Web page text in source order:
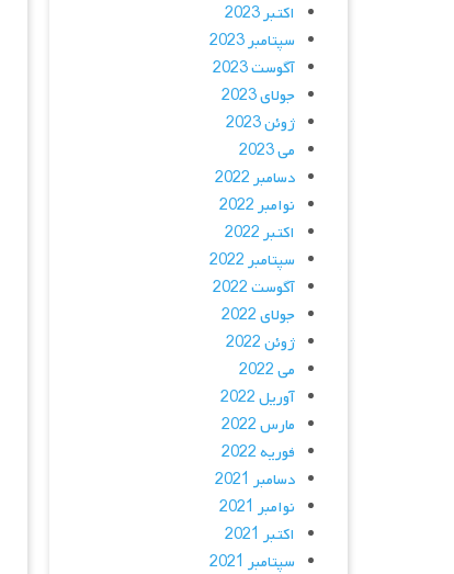
اکتبر 2023
سپتامبر 2023
آگوست 2023
جولای 2023
ژوئن 2023
می 2023
دسامبر 2022
نوامبر 2022
اکتبر 2022
سپتامبر 2022
آگوست 2022
جولای 2022
ژوئن 2022
می 2022
آوریل 2022
مارس 2022
فوریه 2022
دسامبر 2021
نوامبر 2021
اکتبر 2021
سپتامبر 2021